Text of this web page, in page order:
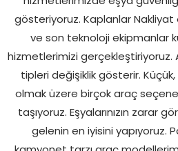
gösteriyoruz. Kaplanlar
ve son teknoloji ekipmanlar
hizmetlerimizi gerçekleştiriyoruz.
tipleri değişiklik gösterir.
olmak üzere birçok araç
taşıyoruz. Eşyalarınızın zarar
gelenin en iyisini yapıyoruz.